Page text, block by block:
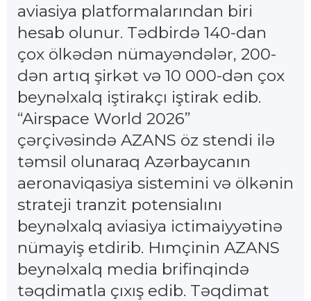
aviasiya platformalarından biri
hesab olunur. Tədbirdə 140-dan
çox ölkədən nümayəndələr, 200-
dən artıq şirkət və 10 000-dən çox
beynəlxalq iştirakçı iştirak edib.
“Airspace World 2026”
çərçivəsində AZANS öz stendi ilə
təmsil olunaraq Azərbaycanın
aeronaviqasiya sistemini və ölkənin
strateji tranzit potensialını
beynəlxalq aviasiya ictimaiyyətinə
nümayiş etdirib. Hımçinin AZANS
beynəlxalq media brifinqində
təqdimatla çıxış edib. Təqdimat